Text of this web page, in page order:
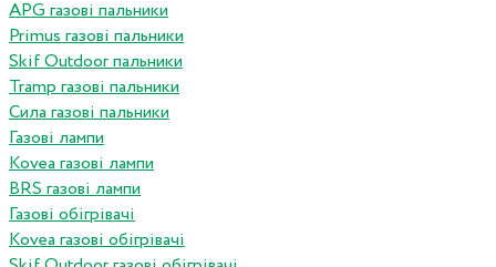
APG газові пальники
Primus газові пальники
Skif Outdoor пальники
Tramp газові пальники
Сила газові пальники
Газові лампи
Kovea газові лампи
BRS газові лампи
Газові обігрівачі
Kovea газові обігрівачі